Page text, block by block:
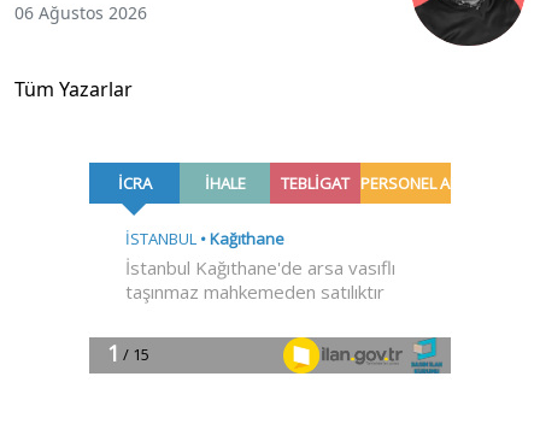
06 Ağustos 2026
Tüm Yazarlar